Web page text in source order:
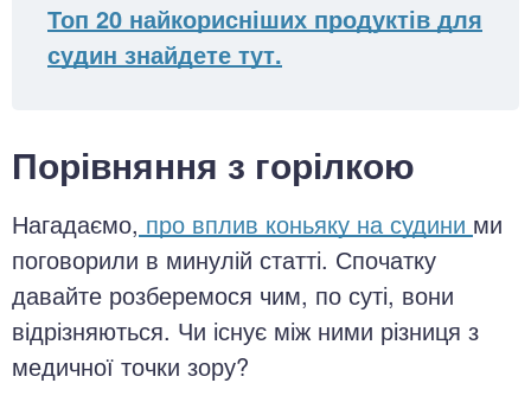
Топ 20 найкорисніших продуктів для
судин знайдете тут.
Порівняння з горілкою
Нагадаємо, про вплив коньяку на судини ми
поговорили в минулій статті. Спочатку
давайте розберемося чим, по суті, вони
відрізняються. Чи існує між ними різниця з
медичної точки зору?